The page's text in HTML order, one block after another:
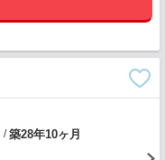
/築28年10ヶ月